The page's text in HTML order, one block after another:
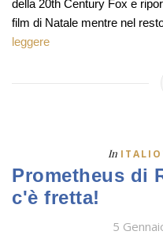
della 20th Century Fox e
film di Natale mentre nel
leggere
In
Prometheus di
c'è fretta!
5